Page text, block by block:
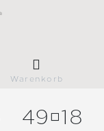
Warenkorb
4918